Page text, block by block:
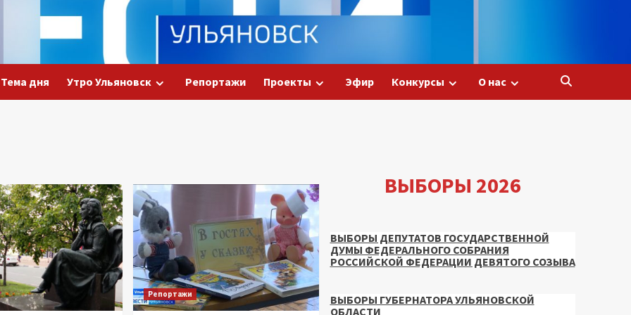
Тема дня Утро Ульяновск Репортажи Проекты Эфир Конкурсы О нас
Репортажи
ВЫБОРЫ 2026
ВЫБОРЫ ДЕПУТАТОВ ГОСУДАРСТВЕННОЙ
ДУМЫ ФЕДЕРАЛЬНОГО СОБРАНИЯ
РОССИЙСКОЙ ФЕДЕРАЦИИ ДЕВЯТОГО СОЗЫВА
ВЫБОРЫ ГУБЕРНАТОРА УЛЬЯНОВСКОЙ
ОБЛАСТИ